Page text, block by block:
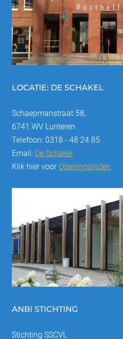
LOCATIE: DE SCHAKEL
Schaepmanstraat 58,
6741 WV Lunteren
Telefoon: 0318 - 48 24 85
Email: De Schakel
Klik hier voor Openingstijden
ANBI STICHTING
Stichting SSCVL